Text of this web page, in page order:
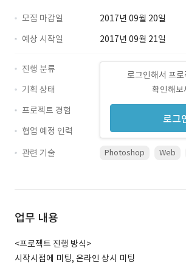
모집 마감일
2017년 09월 20일
예상 시작일
2017년 09월 21일
로그인해서 프
확인해보
로그
진행 분류
기획 상태
프로젝트 경험
협업 예정 인력
관련 기술
Photoshop Web
업무 내용
<프로젝트 진행 방식>
시작시점에 미팅, 온라인 상시 미팅